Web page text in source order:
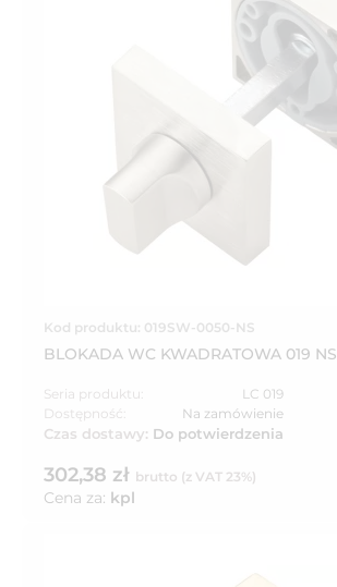
Kod produktu: 019SW-0050-NS
BLOKADA WC KWADRATOWA 019 NS
Seria produktu:
LC 019
Dostępność:
Na zamówienie
Czas dostawy: Do potwierdzenia
302,38 zł brutto (z VAT 23%)
Cena za: kpl